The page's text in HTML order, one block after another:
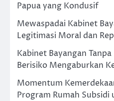
Papua yang Kondusif
Mewaspadai Kabinet
Legitimasi Moral dan
Kabinet Bayangan
Berisiko Mengaburkan
Momentum
Program Rumah